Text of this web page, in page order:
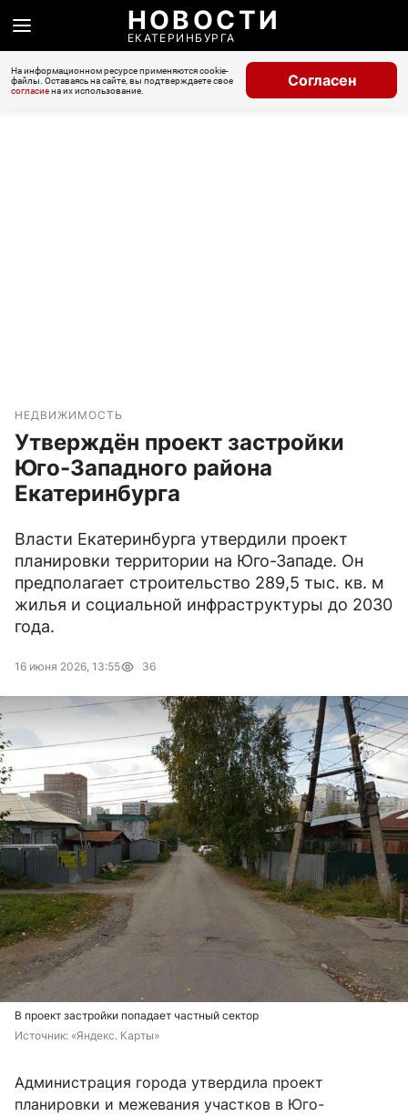
НОВОСТИ
ЕКАТЕРИНБУРГА
На информационном ресурсе применяются cookie-
файлы. Оставаясь на сайте, вы подтверждаете свое
согласиена их использование.
Согласен
НЕДВИЖИМОСТЬ
Утверждён проект застройки
Юго-Западного района
Екатеринбурга
Власти Екатеринбурга утвердили проект
планировки территории на Юго-Западе. Он
предполагает строительство 289,5 тыс. кв. м
жилья и социальной инфраструктуры до 2030
года.
16 июня 2026, 13:55 36
В проект застройки попадает частный сектор
Источник: «Яндекс. Карты»
Администрация города утвердила проект
планировки и межевания участков в Юго-